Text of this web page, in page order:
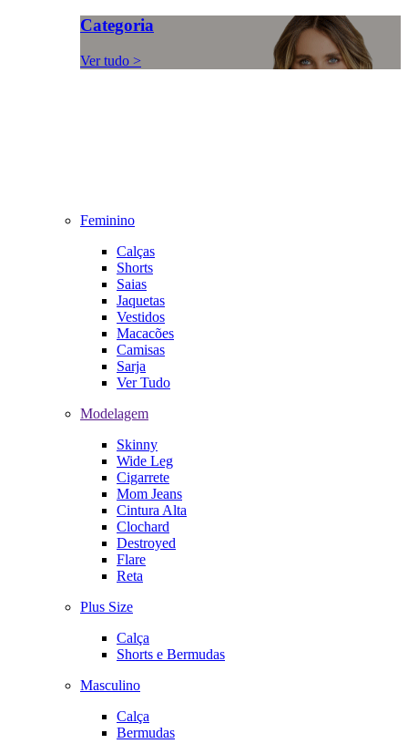
Categoria
Ver tudo >
Feminino
Calças
Shorts
Saias
Jaquetas
Vestidos
Macacões
Camisas
Sarja
Ver Tudo
Modelagem
Skinny
Wide Leg
Cigarrete
Mom Jeans
Cintura Alta
Clochard
Destroyed
Flare
Reta
Plus Size
Calça
Shorts e Bermudas
Masculino
Calça
Bermudas